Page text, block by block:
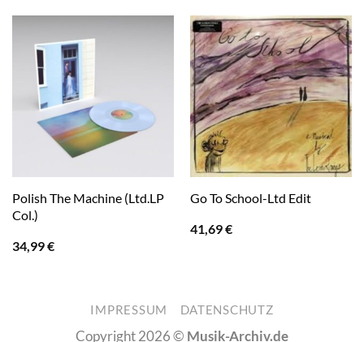
Polish The Machine (Ltd.LP
Col.)
34,99€
Go To School-Ltd Edit
41,69€
IMPRESSUM DATENSCHUTZ
Copyright 2026 © Musik-Archiv.de